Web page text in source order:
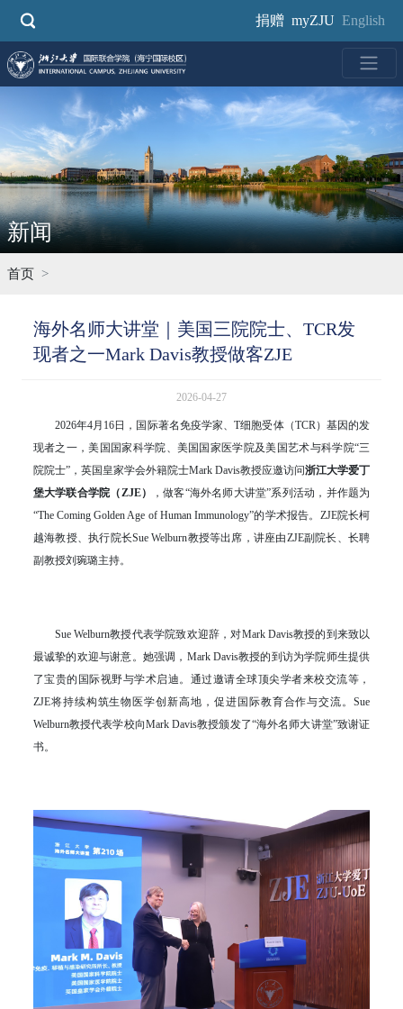
要
捐赠 myZJU English
新闻
首页
海外名师大讲堂｜美国三院院士、TCR发
现者之一Mark Davis教授做客ZJE
2026-04-27
2026年4月16日，国际著名免疫学家、T细胞受体（TCR）基因的发
现者之一，美国国家科学院、美国国家医学院及美国艺术与科学院“三
院院士”，英国皇家学会外籍院士Mark Davis教授应邀访问浙江大学爱丁
堡大学联合学院（ZJE）
，做客“海外名师大讲堂”系列活动，并作题为
“The Coming Golden Age of Human Immunology”的学术报告。ZJE院长柯
越海教授、执行院长Sue Welburn教授等出席，讲座由ZJE副院长、长聘
副教授刘琬璐主持。
Sue Welburn教授代表学院致欢迎辞，对Mark Davis教授的到来致以
最诚挚的欢迎与谢意。她强调，Mark Davis教授的到访为学院师生提供
了宝贵的国际视野与学术启迪。通过邀请全球顶尖学者来校交流等，
ZJE将持续构筑生物医学创新高地，促进国际教育合作与交流。Sue
Welburn教授代表学校向Mark Davis教授颁发了“海外名师大讲堂”致谢证
书。